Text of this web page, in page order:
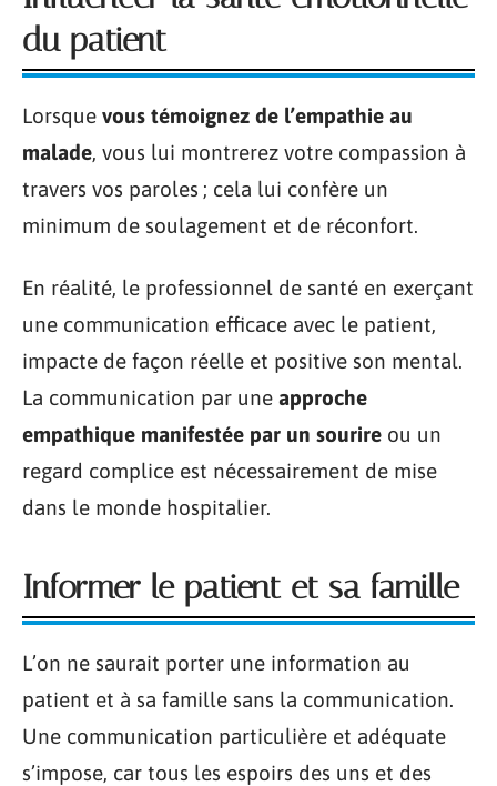
du patient
Lorsque vous témoignez de l’empathie au
malade, vous lui montrerez votre compassion à
travers vos paroles ; cela lui confère un
minimum de soulagement et de réconfort.
En réalité, le professionnel de santé en exerçant
une communication efficace avec le patient,
impacte de façon réelle et positive son mental.
La communication par une approche
empathique manifestée par un sourire ou un
regard complice est nécessairement de mise
dans le monde hospitalier.
Informer le patient et sa famille
L’on ne saurait porter une information au
patient et à sa famille sans la communication.
Une communication particulière et adéquate
s’impose, car tous les espoirs des uns et des